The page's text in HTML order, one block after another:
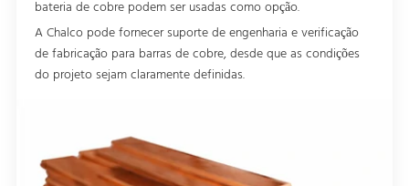
bateria de cobre podem ser usadas como opção.
A Chalco pode fornecer suporte de engenharia e verificação
de fabricação para barras de cobre, desde que as condições
do projeto sejam claramente definidas.